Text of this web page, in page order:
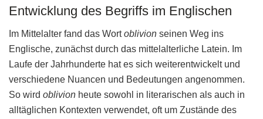
Entwicklung des Begriffs im Englischen
Im Mittelalter fand das Wortoblivion seinen Weg ins
Englische, zunächst durch das mittelalterliche Latein. Im
Laufe der Jahrhunderte hat es sich weiterentwickelt und
verschiedene Nuancen und Bedeutungen angenommen.
So wird oblivion heute sowohl in literarischen als auch in
alltäglichen Kontexten verwendet, oft um Zustände des